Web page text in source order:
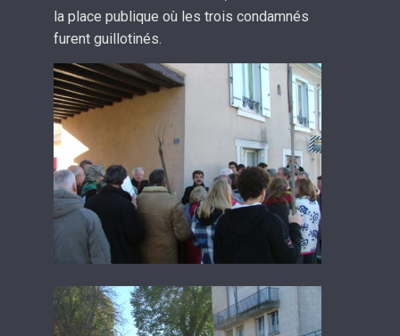
la place publique où les trois condamnés
furent guillotinés.